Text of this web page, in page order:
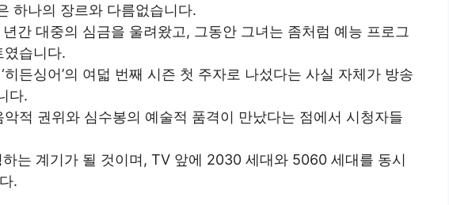
하나의 장르와 다름없습니다.
간 대중의 심금을 울려왔고, 그동안 그녀는 좀처럼 예능 프로그
였습니다.
든싱어’의 여덟 번째 시즌 첫 주자로 나섰다는 사실 자체가 방송
다.
악적 권위와 심수봉의 예술적 품격이 만났다는 점에서 시청자들
는 계기가 될 것이며, TV 앞에 2030 세대와 5060 세대를 동시
.